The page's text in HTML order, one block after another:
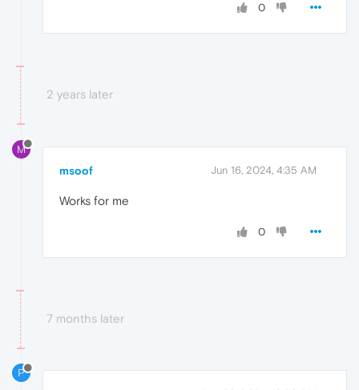
0
2 years later
M
msoof Jun 16, 2024, 4:35 AM
Works for me
0
7 months later
P